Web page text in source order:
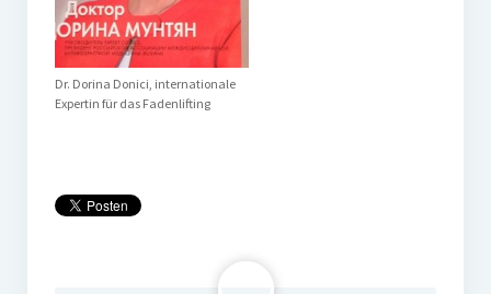
Dr. Dorina Donici, internationale
Expertin für das Fadenlifting